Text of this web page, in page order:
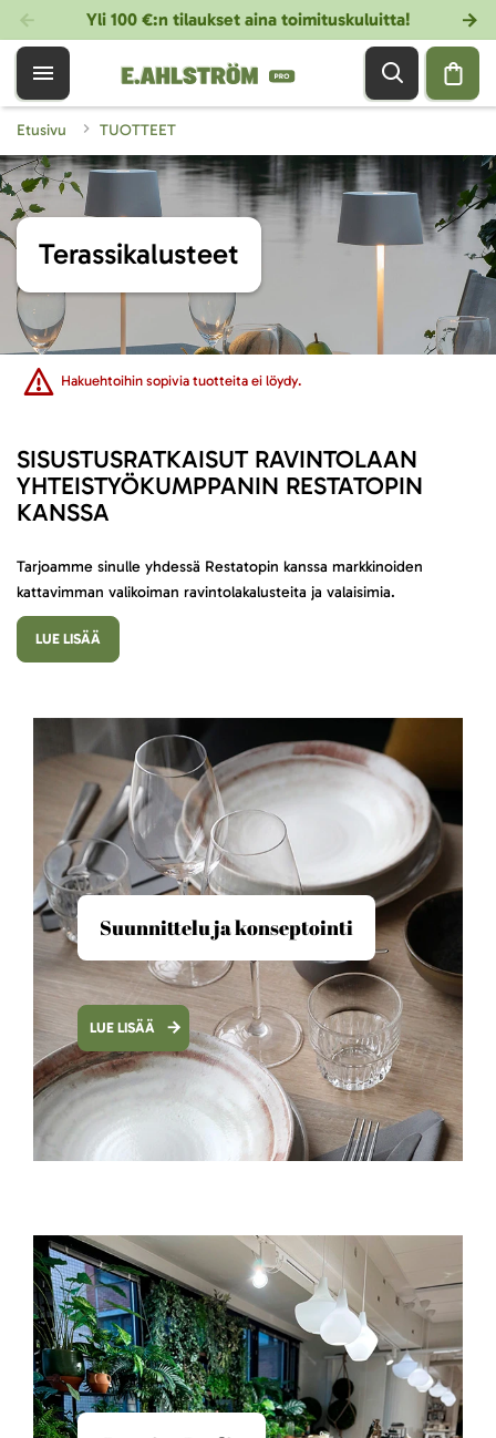
Yli 100 €:n tilaukset aina toimituskuluitta!
Etusivu TUOTTEET
Terassikalusteet
Hakuehtoihin sopivia tuotteita ei löydy.
SISUSTUSRATKAISUT RAVINTOLAAN
YHTEISTYÖKUMPPANIN RESTATOPIN
KANSSA
Tarjoamme sinulle yhdessä Restatopin kanssa markkinoiden
kattavimman valikoiman ravintolakalusteita ja valaisimia.
LUE LISÄÄ
Suunnittelu ja konseptointi
LUE LISÄÄ